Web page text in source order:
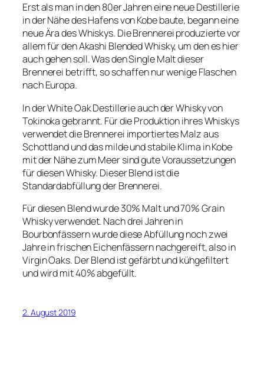
Erst als man in den 80er Jahren eine neue Destillerie
in der Nähe des Hafens von Kobe baute, begann eine
neue Ära des Whiskys. Die Brennerei produzierte vor
allem für den Akashi Blended Whisky, um den es hier
auch gehen soll. Was den Single Malt dieser
Brennerei betrifft, so schaffen nur wenige Flaschen
nach Europa.
In der White Oak Destillerie auch der Whisky von
Tokinoka gebrannt. Für die Produktion ihres Whiskys
verwendet die Brennerei importiertes Malz aus
Schottland und das milde und stabile Klima in Kobe
mit der Nähe zum Meer sind gute Voraussetzungen
für diesen Whisky. Dieser Blend ist die
Standardabfüllung der Brennerei.
Für diesen Blend wurde 30% Malt und 70% Grain
Whisky verwendet. Nach drei Jahren in
Bourbonfässern wurde diese Abfüllung noch zwei
Jahre in frischen Eichenfässern nachgereift, also in
Virgin Oaks. Der Blend ist gefärbt und kühgefiltert
und wird mit 40% abgefüllt.
2. August 2019